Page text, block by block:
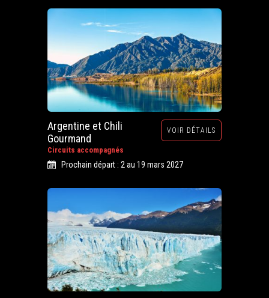
Argentine et Chili
Gourmand
Circuits accompagnés
VOIR DÉTAILS
Prochain départ : 2 au 19 mars 2027